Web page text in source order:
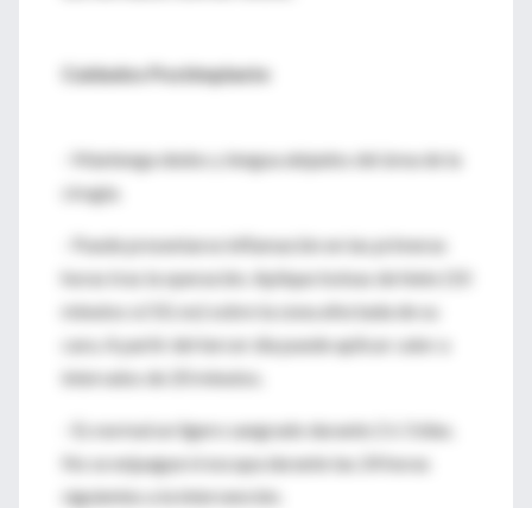
Cuidados Postimplante
- Mantenga dedos y lengua alejados del área de la
cirugía.
- Puede presentarse inflamación en las primeras
horas tras la operación. Aplique bolsas de hielo (10
minutos sí/10, no) sobre la zona afectada de su
cara. A partir del tercer día puede aplicar calor a
intervalos de 20 minutos.
- Es normal un ligero sangrado durante 2 ó 3 días.
No se enjuague ni escupa durante las 24 horas
siguientes a la intervención.